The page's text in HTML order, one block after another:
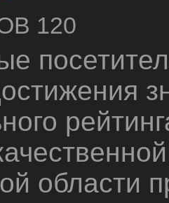
120
области